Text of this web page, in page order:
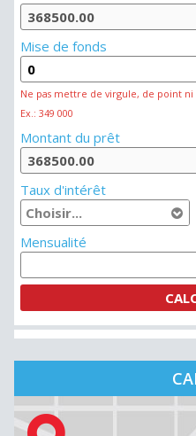
Mise de fonds
Ne pas mettre de virgule, de point ni
Ex.: 349 000
Montant du prêt
Taux d'intérêt
Mensualité